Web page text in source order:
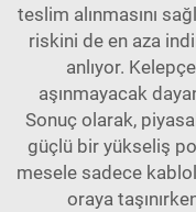
teslim alınmasını
riskini de en aza
anlıyor.
aşınmayacak
Sonuç olarak,
güçlü bir yükseliş
mesele sadece
oraya